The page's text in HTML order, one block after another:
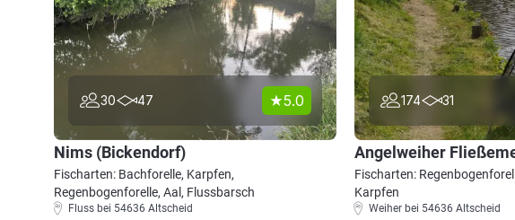
30 47 5.0
Nims (Bickendorf)
Fischarten: Bachforelle, Karpfen,
Regenbogenforelle, Aal, Flussbarsch
Fluss bei 54636 Altscheid
174 31
Angelweiher
Fischarten:
Karpfen
Weiher bei 54636 Altscheid